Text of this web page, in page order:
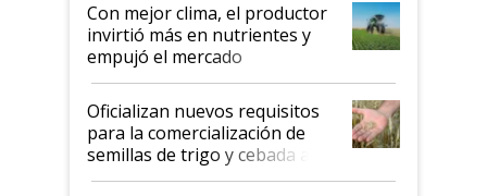
Con mejor clima, el productor
invirtió más en nutrientes y
empujó el mercado
Oficializan nuevos requisitos
para la comercialización de
semillas de trigo y cebada a
granel